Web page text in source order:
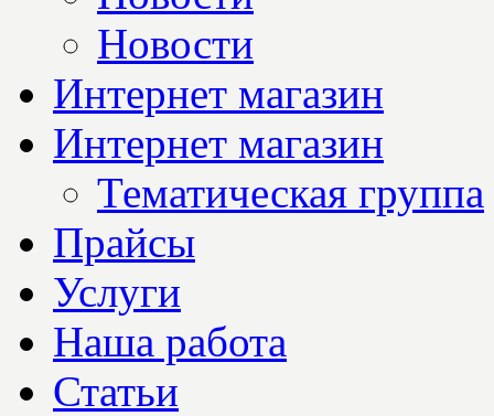
Новости
Интернет магазин
Интернет магазин
Тематическая группа
Прайсы
Услуги
Наша работа
Статьи